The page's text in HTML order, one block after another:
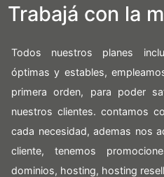
Trabajá con la
Todos nuestros planes
óptimas y estables,
primera orden, para poder
nuestros clientes. contamos
cada necesidad, ademas nos
cliente, tenemos
dominios, hosting, hosting